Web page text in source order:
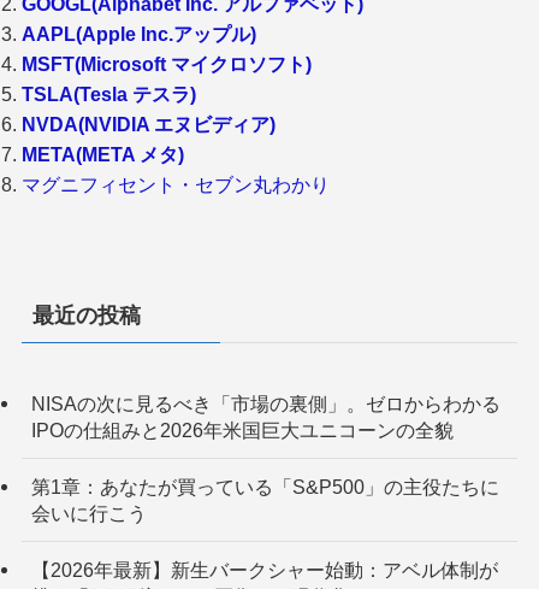
AAPL(Apple Inc.アップル)
MSFT(Microsoft マイクロソフト)
TSLA(Tesla テスラ)
NVDA(NVIDIA エヌビディア)
META(META メタ)
マグニフィセント・セブン丸わかり
最近の投稿
NISAの次に見るべき「市場の裏側」。ゼロからわかる
IPOの仕組みと2026年米国巨大ユニコーンの全貌
第1章：あなたが買っている「S&P500」の主役たちに
会いに行こう
【2026年最新】新生バークシャー始動：アベル体制が